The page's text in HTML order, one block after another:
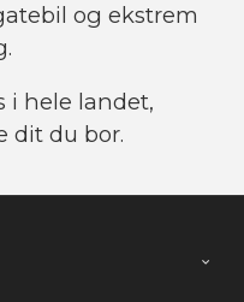
og ekstrem
i hele landet,
dit du bor.